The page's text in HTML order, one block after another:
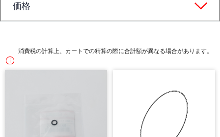
価格
消費税の計算上、カートでの精算の際に合計額が異なる場合があります。